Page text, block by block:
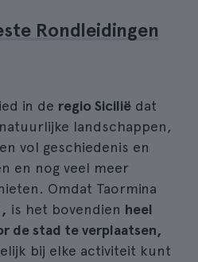
Rondleidingen
in de regio Sicilië dat
landschappen,
vol geschiedenis en
en nog veel meer
Omdat Taormina
, is het bovendien heel
de stad te verplaatsen,
bij elke activiteit kunt